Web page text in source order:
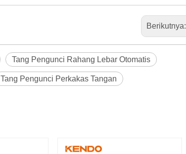
Berikutnya:
Tang Pengunci Rahang Lebar Otomatis
Tang Pengunci Perkakas Tangan